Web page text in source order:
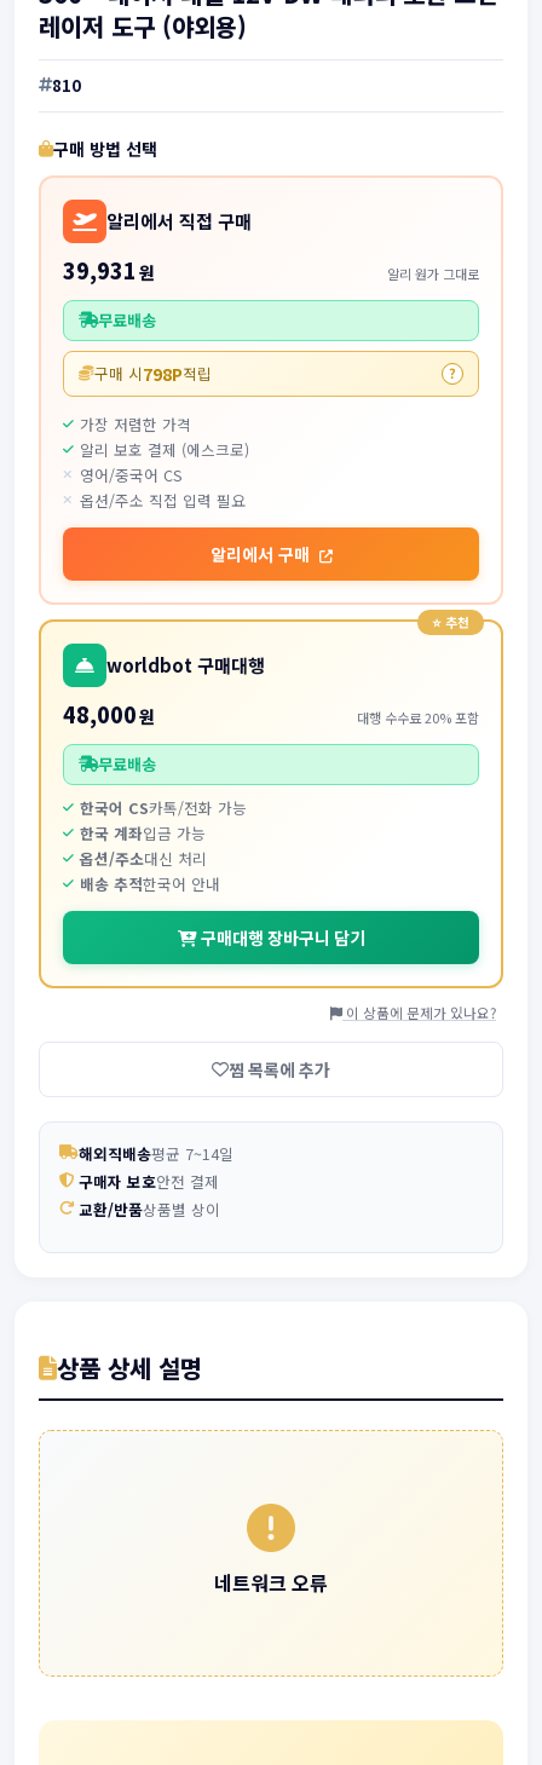
레이저 도구 (야외용)
810
구매 방법 선택
알리에서 직접 구매
39,931 원 알리 원가 그대로
무료배송
구매 시798P적립 ?
가장 저렴한 가격
알리 보호 결제 (에스크로)
영어/중국어 CS
옵션/주소 직접 입력 필요
알리에서 구매
worldbot 구매대행
48,000원 대행 수수료 20% 포함
무료배송
한국어 CS카톡/전화 가능
한국 계좌입금 가능
옵션/주소대신 처리
배송 추적한국어 안내
구매대행 장바구니 담기
이 상품에 문제가 있나요?
찜 목록에 추가
해외직배송평균 7~14일
구매자 보호안전 결제
교환/반품상품별 상이
상품 상세 설명
네트워크 오류